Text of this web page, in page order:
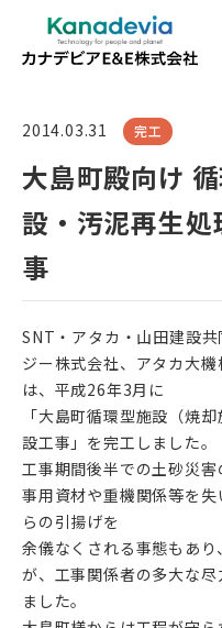
2014.03.31 完工
大島町殿向け
設・汚泥再生
事
SNT・アタカ・山田建設
ジー株式会社、アタカ大機
は、平成26年3月に
「大島町循環型施設（焼
設工事」を完工しました。
工事期間後半での土砂災
事用資材や重機関係等を
らの引揚げを
余儀なくされる事態もあ
が、工事関係者の多大な
ました。